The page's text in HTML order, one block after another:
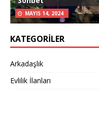
MAYIS 14, 2024
KATEGORILER
Arkadaşlık
Evlilik İlanları